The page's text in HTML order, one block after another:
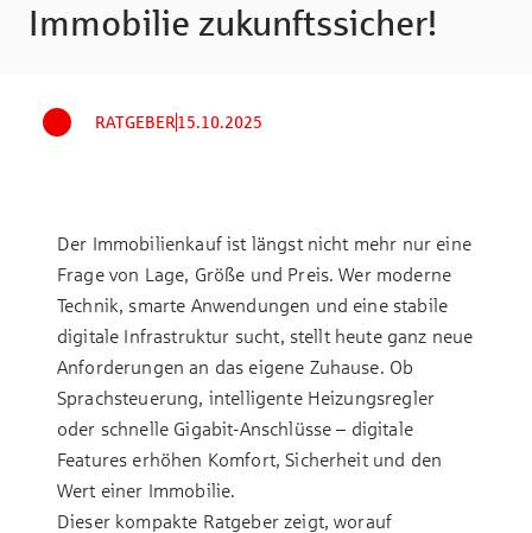
Immobilie zukunftssicher!
RATGEBER15.10.2025
Der Immobilienkauf ist längst nicht mehr nur eine
Frage von Lage, Größe und Preis. Wer moderne
Technik, smarte Anwendungen und eine stabile
digitale Infrastruktur sucht, stellt heute ganz neue
Anforderungen an das eigene Zuhause. Ob
Sprachsteuerung, intelligente Heizungsregler
oder schnelle Gigabit-Anschlüsse – digitale
Features erhöhen Komfort, Sicherheit und den
Wert einer Immobilie.
Dieser kompakte Ratgeber zeigt, worauf